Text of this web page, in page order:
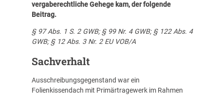
vergaberechtliche Gehege kam, der folgende
Beitrag.
§ 97 Abs. 1 S. 2 GWB; § 99 Nr. 4 GWB; § 122 Abs. 4
GWB; § 12 Abs. 3 Nr. 2 EU VOB/A
Sachverhalt
Ausschreibungsgegenstand war ein
Folienkissendach mit Primärtragewerk im Rahmen